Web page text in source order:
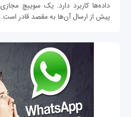
داده‌ها کاربرد دارد. یک سوییچ
پیش از ارسال آن‌ها به مقصد قادر